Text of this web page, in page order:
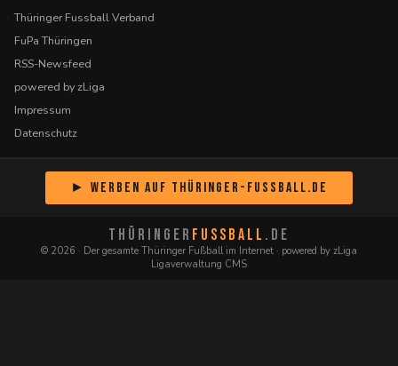
Thüringer Fussball Verband
FuPa Thüringen
RSS-Newsfeed
powered by zLiga
Impressum
Datenschutz
► Werben auf Thüringer-Fussball.de
THÜRINGER FUSSBALL .DE
© 2026 · Der gesamte Thüringer Fußball im Internet · powered by zLiga
Ligaverwaltung CMS